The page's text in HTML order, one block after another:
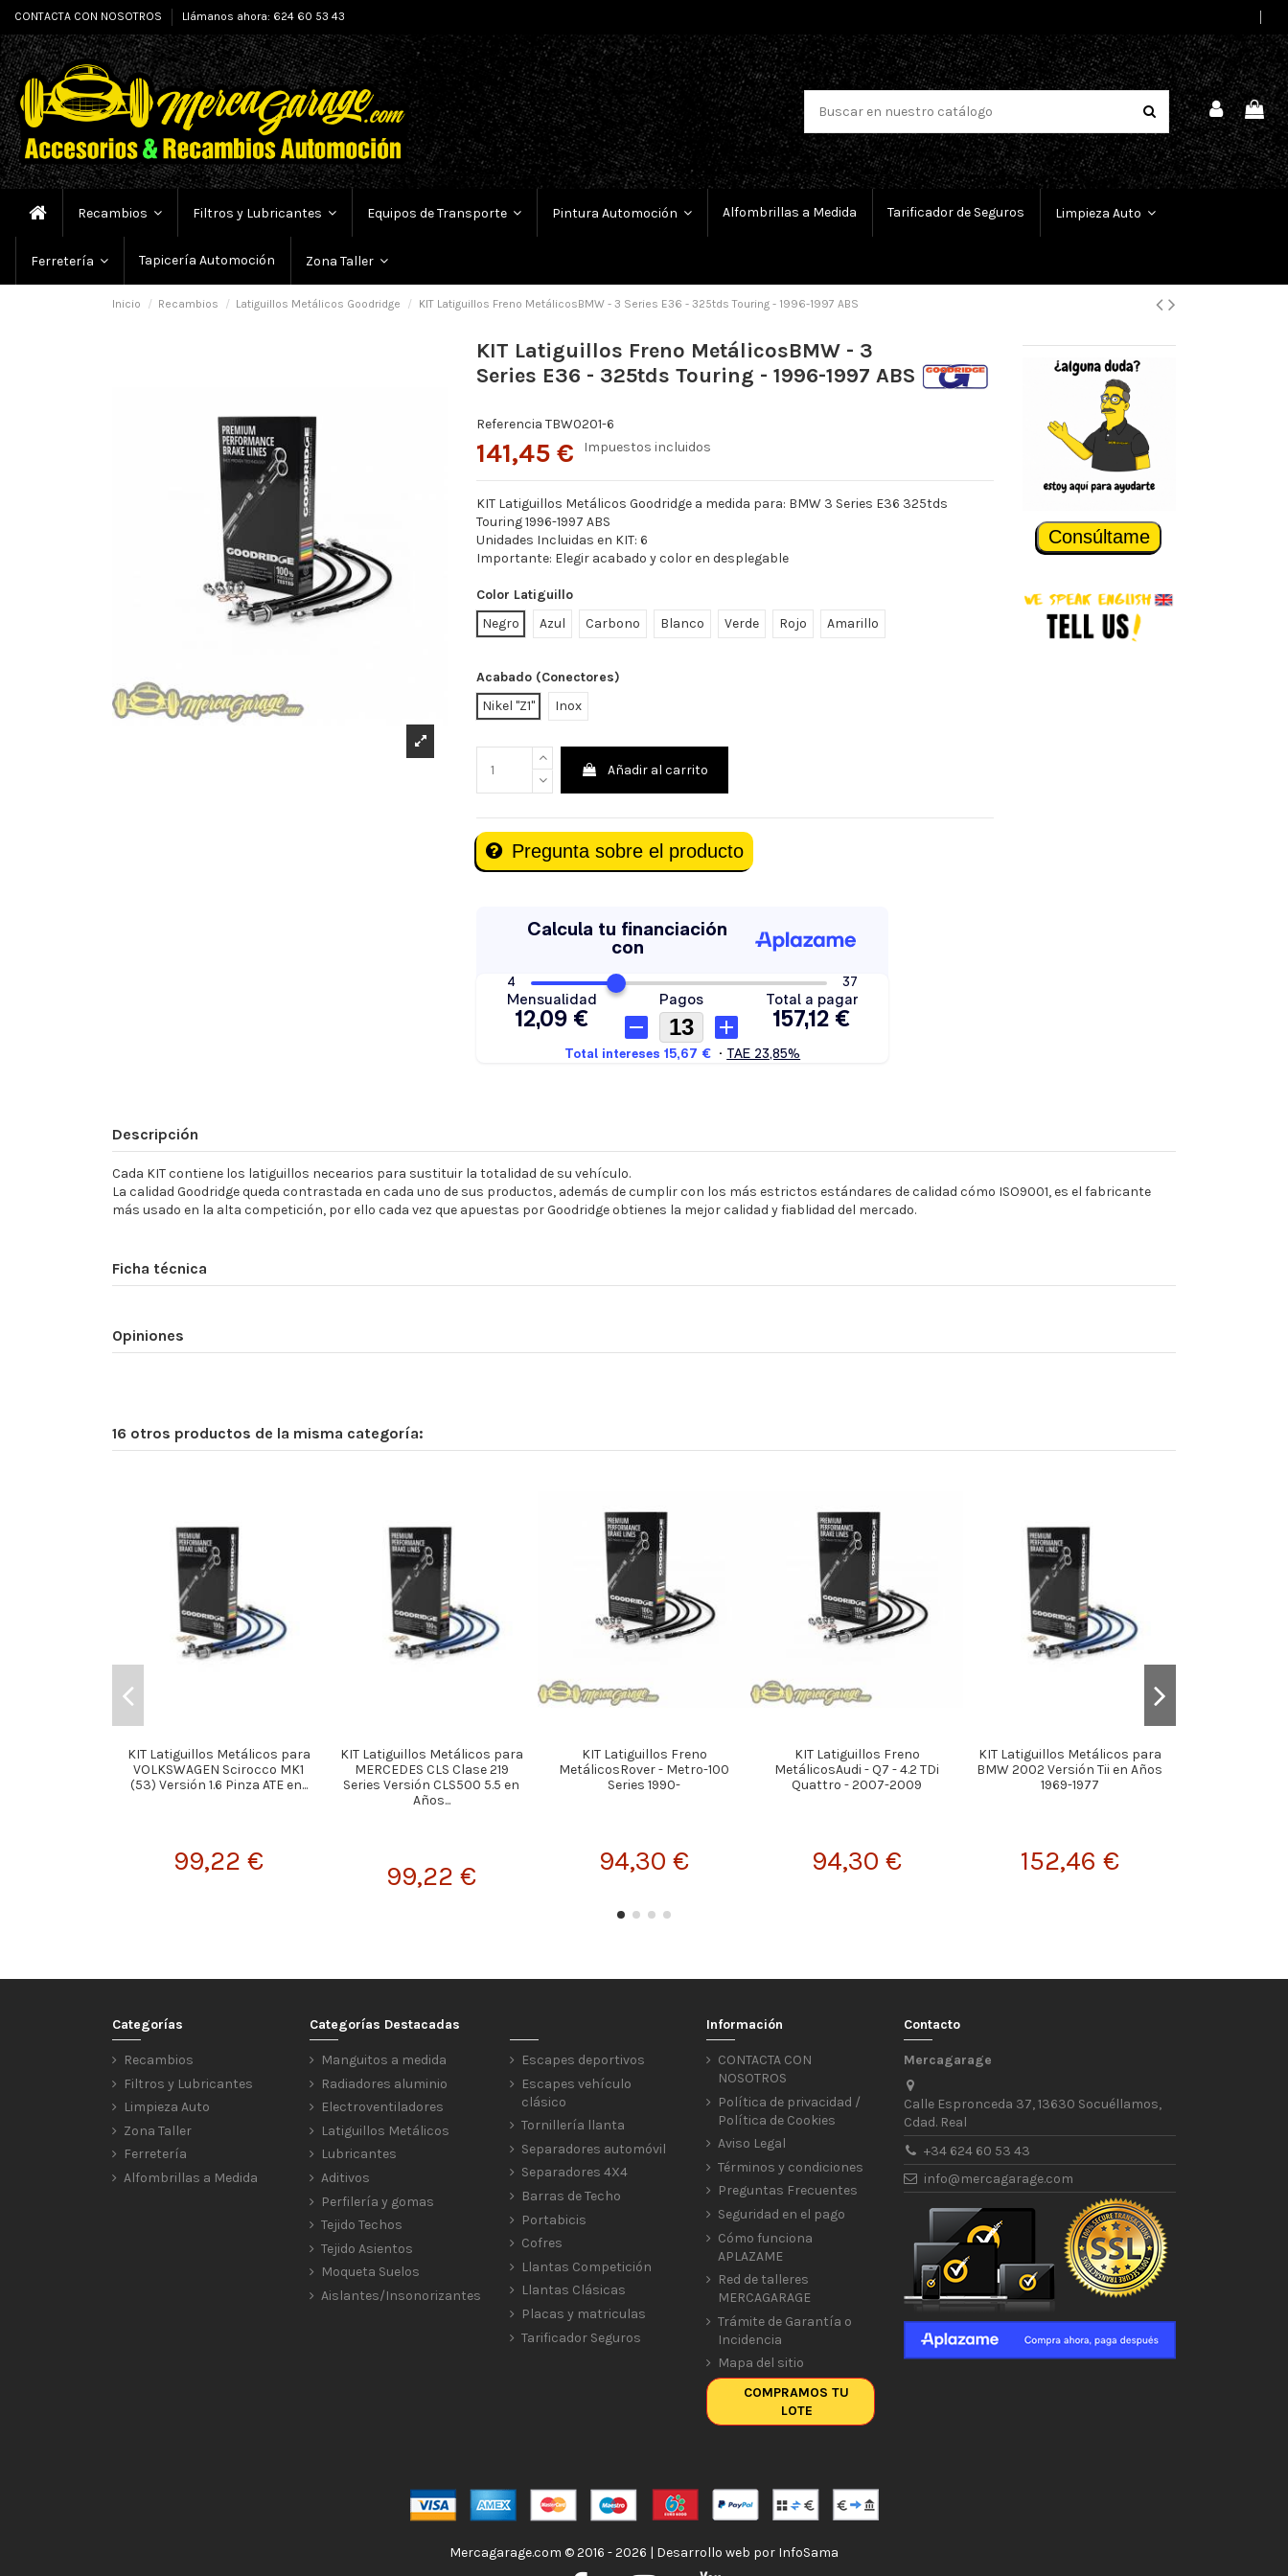
CONTACTA CON NOSOTROS Llámanos ahora: 624 60 53 43
Recambios Filtros y Lubricantes Equipos de Transporte Pintura Automoción Alfombrillas a Medida Tarificador de Seguros Limpieza Auto
Ferretería Tapicería Automoción Zona Taller
Inicio Recambios Latiguillos Metálicos Goodridge KIT Latiguillos Freno MetálicosBMW - 3 Series E36 - 325tds Touring - 1996-1997 ABS
KIT Latiguillos Freno MetálicosBMW - 3
Series E36 - 325tds Touring - 1996-1997 ABS
Referencia TBW0201-6
141,45 € Impuestos incluidos
KIT Latiguillos Metálicos Goodridge a medida para: BMW 3 Series E36 325tds
Touring 1996-1997 ABS
Unidades Incluidas en KIT: 6
Importante: Elegir acabado y color en desplegable
Color Latiguillo
Negro
Azul Carbono Blanco Verde Rojo Amarillo
Acabado (Conectores)
Nikel "Z1"
Inox
Añadir al carrito
Pregunta sobre el producto
Consúltame
Descripción
Cada KIT contiene los latiguillos necearios para sustituir la totalidad de su vehículo.
La calidad Goodridge queda contrastada en cada uno de sus productos, además de cumplir con los más estrictos estándares de calidad cómo ISO9001, es el fabricante
más usado en la alta competición, por ello cada vez que apuestas por Goodridge obtienes la mejor calidad y fiablidad del mercado.
Ficha técnica
Opiniones
16 otros productos de la misma categoría:
KIT Latiguillos Metálicos para
VOLKSWAGEN Scirocco MK1
(53) Versión 1.6 Pinza ATE en...
99,22 €
KIT Latiguillos Metálicos para
MERCEDES CLS Clase 219
Series Versión CLS500 5.5 en
Años...
99,22 €
KIT Latiguillos Freno
MetálicosRover - Metro-100
Series 1990-
94,30 €
KIT Latiguillos Freno
MetálicosAudi - Q7 - 4.2 TDi
Quattro - 2007-2009
94,30 €
KIT Latiguillos Metálicos para
BMW 2002 Versión Tii en Años
1969-1977
152,46 €
Categorías
Recambios
Filtros y Lubricantes
Limpieza Auto
Zona Taller
Ferretería
Alfombrillas a Medida
Categorías Destacadas
Manguitos a medida
Radiadores aluminio
Electroventiladores
Latiguillos Metálicos
Lubricantes
Aditivos
Perfilería y gomas
Tejido Techos
Tejido Asientos
Moqueta Suelos
Aislantes/Insonorizantes
Escapes deportivos
Escapes vehículo
clásico
Tornillería llanta
Separadores automóvil
Separadores 4X4
Barras de Techo
Portabicis
Cofres
Llantas Competición
Llantas Clásicas
Placas y matriculas
Tarificador Seguros
Información
CONTACTA CON
NOSOTROS
Política de privacidad /
Política de Cookies
Aviso Legal
Términos y condiciones
Preguntas Frecuentes
Seguridad en el pago
Cómo funciona
APLAZAME
Red de talleres
MERCAGARAGE
Trámite de Garantía o
Incidencia
Mapa del sitio
COMPRAMOS TU
LOTE
Contacto
Mercagarage
Calle Espronceda 37, 13630 Socuéllamos,
Cdad. Real
+34 624 60 53 43
info@mercagarage.com
Mercagarage.com © 2016 - 2026 | Desarrollo web por InfoSama